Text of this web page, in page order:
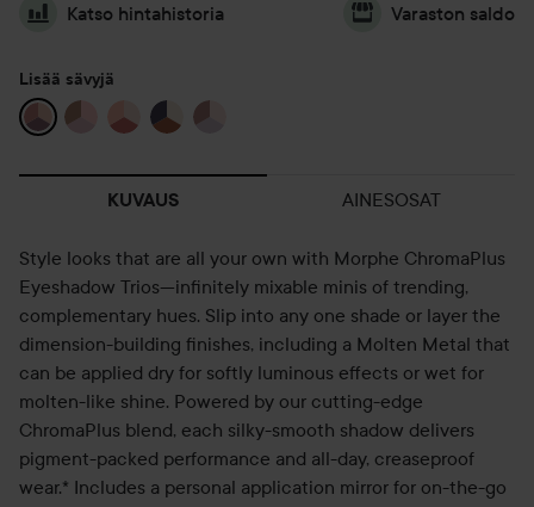
Katso hintahistoria Varaston saldo
Lisää sävyjä
KUVAUS AINESOSAT
Style looks that are all your own with Morphe ChromaPlus
Eyeshadow Trios—infinitely mixable minis of trending,
complementary hues. Slip into any one shade or layer the
dimension-building finishes, including a Molten Metal that
can be applied dry for softly luminous effects or wet for
molten-like shine. Powered by our cutting-edge
ChromaPlus blend, each silky-smooth shadow delivers
pigment-packed performance and all-day, creaseproof
wear.* Includes a personal application mirror for on-the-go